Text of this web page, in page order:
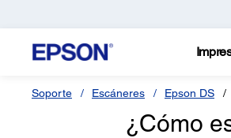
Soporte Escáneres Epson DS
¿Cómo